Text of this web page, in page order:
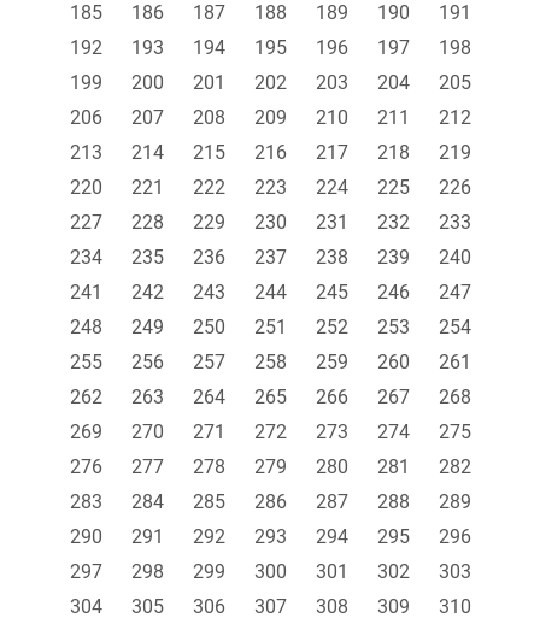
185
186 187 188 189 190
191
192
193 194 195 196 197
198
199
200 201 202 203 204
205
206
207 208 209 210 211
212
213
214 215 216 217 218
219
220
221 222 223 224 225
226
227
228 229 230 231 232
233
234
235 236 237 238 239
240
241
242 243 244 245 246
247
248
249 250 251 252 253
254
255
256 257 258 259 260
261
262
263 264 265 266 267
268
269
270 271 272 273 274
275
276
277 278 279 280 281
282
283
284 285 286 287 288
289
290
291 292 293 294 295
296
297
298 299 300 301 302
303
304
305 306 307 308 309
310